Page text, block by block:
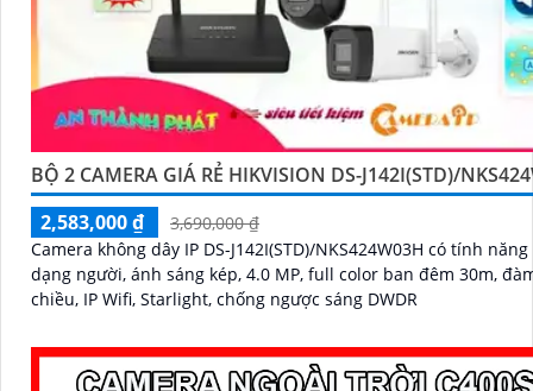
BỘ 2 CAMERA GIÁ RẺ HIKVISION DS-J142I(STD)/
2,583,000 ₫
3,690,000 ₫
Camera không dây IP DS-J142I(STD)/NKS424W03H có tính
dạng người, ánh sáng kép, 4.0 MP, full color ban đêm 30m,
chiều, IP Wifi, Starlight, chống ngược sáng DWDR